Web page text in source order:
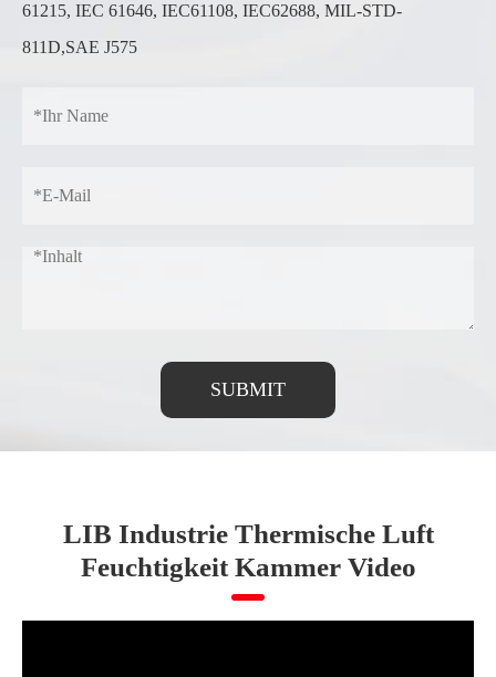
61215, IEC 61646, IEC61108, IEC62688, MIL-STD-
811D,SAE J575
SUBMIT
LIB Industrie Thermische Luft
Feuchtigkeit Kammer Video